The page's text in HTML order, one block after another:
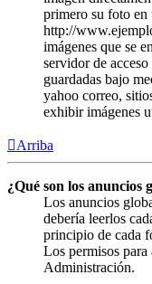
primero su foto en
http://
imágenes que se
servidor de
guardadas bajo
yahoo correo,
exhibir imágenes
Arriba
¿Qué son los anuncios
Los anuncios
debería leerlos
principio de cada
Los permisos
Administración.